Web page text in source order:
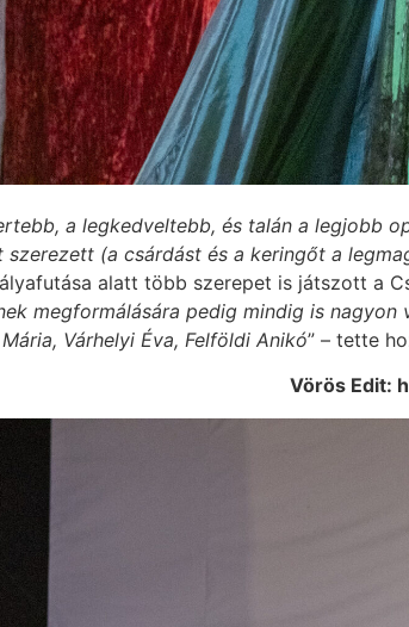
a legkedveltebb, és talán a legjobb
szerezett (a csárdást és a keringőt a
alatt több szerepet is játszott a
megformálására pedig mindig is
Várhelyi Éva, Felföldi Anikó” – tette
Vörös Edit: